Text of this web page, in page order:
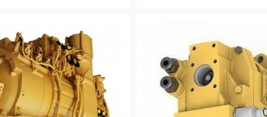
36 + 26cc/rev
EU
MADE IN EU